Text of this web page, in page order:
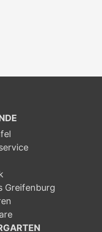
Greifenburg